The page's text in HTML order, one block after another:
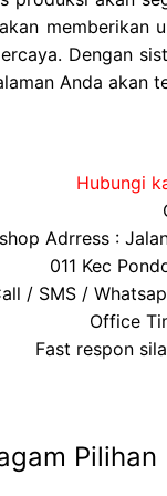
memberikan
Dengan
Anda akan
Hubungi
Adrress :
011 Kec
/ SMS /
Office
Fast respon